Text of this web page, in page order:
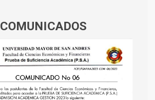
COMUNICADOS